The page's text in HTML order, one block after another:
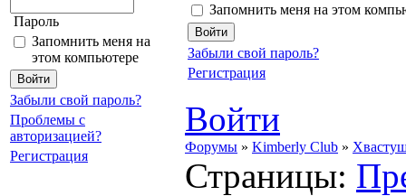
Пароль
Запомнить меня на
этом компьютере
Забыли свой пароль?
Проблемы с
авторизацией?
Регистрация
Запомнить меня на этом
Забыли свой пароль?
Регистрация
Войти
Форумы » Kimberly Club »
Страницы: